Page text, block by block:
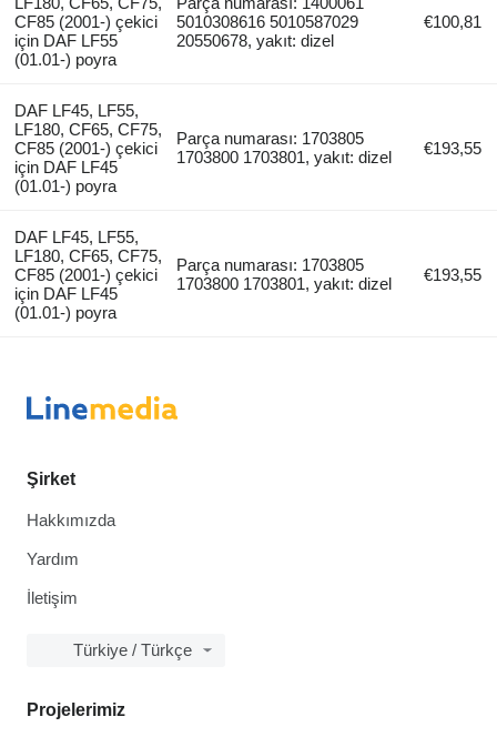
CF85 (2001-) çekici
için DAF LF55
(01.01-) poyra
5010308616 5010587029
20550678, yakıt: dizel
€100,81
DAF LF45, LF55,
LF180, CF65, CF75,
CF85 (2001-) çekici
için DAF LF45
(01.01-) poyra
Parça numarası: 1703805
1703800 1703801, yakıt: dizel
€193,55
DAF LF45, LF55,
LF180, CF65, CF75,
CF85 (2001-) çekici
için DAF LF45
(01.01-) poyra
Parça numarası: 1703805
1703800 1703801, yakıt: dizel
€193,55
Şirket
Hakkımızda
Yardım
İletişim
Türkiye / Türkçe
Projelerimiz